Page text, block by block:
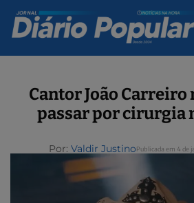
Cantor João Carreiro
passar por cirurgia
Por: Valdir JustinoPublicada em 4 de